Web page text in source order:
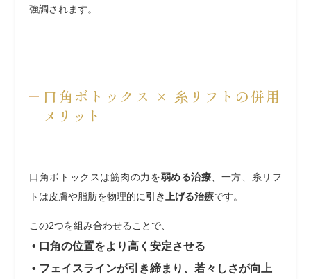
強調されます。
口角ボトックス × 糸リフトの併用
メリット
口角ボトックスは筋肉の力を弱める治療 、一方、糸リフ
トは皮膚や脂肪を物理的に引き上げる治療です。
この2つを組み合わせることで、
• 口角の位置をより高く安定させる
• フェイスラインが引き締まり、若々しさが向上